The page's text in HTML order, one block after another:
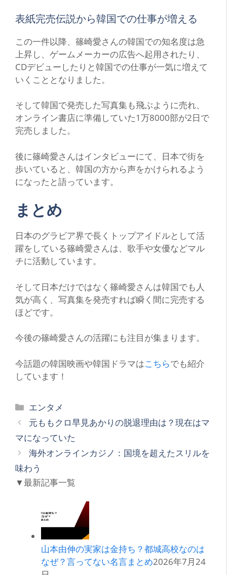
表紙完売伝説から韓国での仕事が増える
この一件以降、篠崎愛さんの韓国での知名度は急
上昇し、ゲームメーカーの広告へ起用されたり、
CDデビューしたりと韓国での仕事が一気に増えて
いくこととなりました。
そして韓国で発売した写真集も飛ぶように売れ、
オンライン書店に準備していた1万8000部が2日で
完売しました。
後に篠崎愛さんはインタビューにて、日本で街を
歩いていると、韓国の方から声をかけられるよう
になったと語っています。
まとめ
日本のグラビア界で長くトップアイドルとして活
躍をしている篠崎愛さんは、歌手や女優などマル
チに活動しています。
そして日本だけではなく篠崎愛さんは韓国でも人
気が高く、写真集を発売すれば瞬く間に完売する
ほどです。
今後の篠崎愛さんの活躍にも注目が集まります。
今話題の韓国映画や韓国ドラマはこちらでも紹介
しています！
カ
テ
ゴ
リ
ー
エンタメ
元ももクロ早見あかりの脱退理由は？現在はマ
マになっていた
海外オンラインカジノ：国境を超えたスリルを
味わう
▼最新記事一覧
山本由伸の実家は金持ち？都城高校なのは
なぜ？言ってない名言まとめ2026年7月24